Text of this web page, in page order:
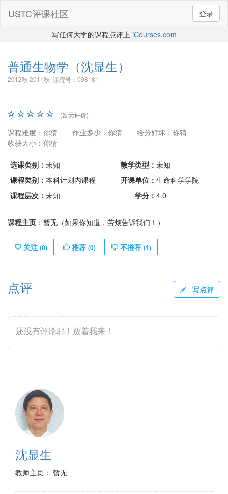
登录
USTC评课社区
写任何大学的课程点评上 iCourses.com
普通生物学 （沈显生）
2012秋 2011秋 课程号：008181
(暂无评价)
课程难度：你猜 作业多少：你猜
给分好坏：你猜
收获大小：你猜
选课类别： 未知 教学类型： 未知
课程类别： 本科计划内课程 开课单位： 生命科学学院
课程层次： 未知 学分： 4.0
课程主页 ：暂无（如果你知道，劳烦告诉我们！）
关注 (0) 推荐 (0) 不推荐 (1)
点评 写点评
还没有评论耶！放着我来！
沈显生
教师主页： 暂无